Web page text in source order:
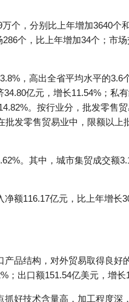
个，分别比上年增加3640个
个，比上年增加34个；市
，高出全省平均水平的3.6
亿元，增长11.54%；私
。按行业分，批发零售
发零售贸易业中，限额以上
。其中，城市集贸成交额
额116.17亿元，比上年增长
品结构，对外贸易取得良好
出口额151.54亿美元，增长
好技术含量高，加工程度深